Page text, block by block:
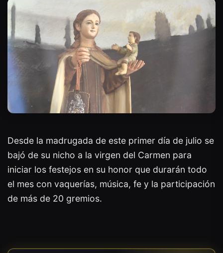
Desde la madrugada de este primer día de julio se
bajó de su nicho a la virgen del Carmen para
iniciar los festejos en su honor que durarán todo
el mes con vaquerías, música, fe y la participación
de más de 20 gremios.